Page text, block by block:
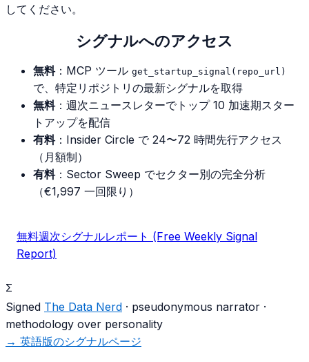
してください。
シグナルへのアクセス
無料：MCP ツール get_startup_signal(repo_url)
で、特定リポジトリの最新シグナルを取得
無料：週次ニュースレターでトップ 10 加速期スター
トアップを配信
有料：Insider Circle で 24〜72 時間先行アクセス
（月額制）
有料：Sector Sweep でセクター別の完全分析
（€1,997 一回限り）
無料週次シグナルレポート (Free Weekly Signal
Report)
Σ
Signed The Data Nerd · pseudonymous narrator ·
methodology over personality
→ 英語版のシグナルページ